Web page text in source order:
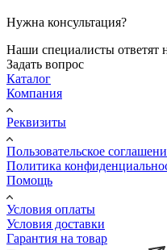
Нужна консультация?
Наши специалисты
Задать вопрос
Каталог
Компания
Реквизиты
Пользовательское
Политика
Помощь
Условия оплаты
Условия доставки
Гарантия на товар